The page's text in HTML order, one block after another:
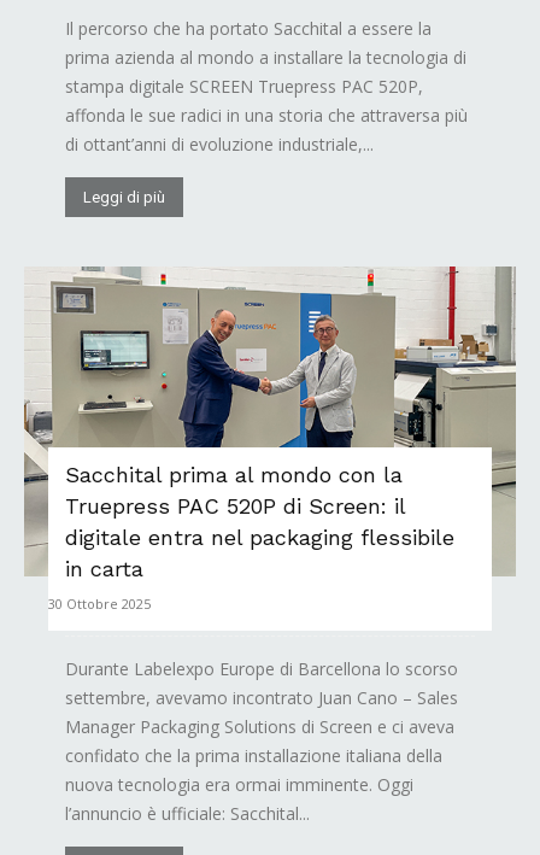
Il percorso che ha portato Sacchital a essere la
prima azienda al mondo a installare la tecnologia di
stampa digitale SCREEN Truepress PAC 520P,
affonda le sue radici in una storia che attraversa più
di ottant’anni di evoluzione industriale,...
Leggi di più
Sacchital prima al mondo con la
Truepress PAC 520P di Screen: il
digitale entra nel packaging flessibile
in carta
30 Ottobre 2025
Durante Labelexpo Europe di Barcellona lo scorso
settembre, avevamo incontrato Juan Cano – Sales
Manager Packaging Solutions di Screen e ci aveva
confidato che la prima installazione italiana della
nuova tecnologia era ormai imminente. Oggi
l’annuncio è ufficiale: Sacchital...